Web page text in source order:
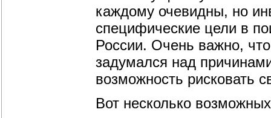
каждому очевидны, но
специфические цели в
России. Очень важно,
задумался над
возможность рисковать
Вот несколько